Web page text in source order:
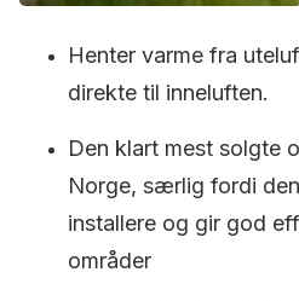
Henter varme fra
direkte til inneluften.
Den klart mest solgte
Norge, særlig fordi
installere og gir god
områder